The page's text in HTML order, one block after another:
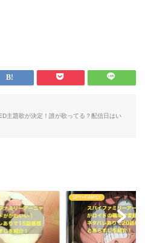
主題歌が決定！誰が歌ってる？配信日はい
SPY×FAMILY